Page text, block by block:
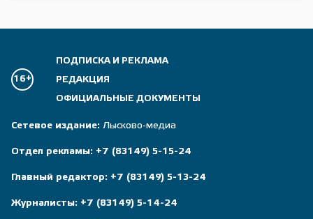
16+
ПОДПИСКА И РЕКЛАМА
РЕДАКЦИЯ
ОФИЦИАЛЬНЫЕ ДОКУМЕНТЫ
Сетевое издание: Лысково-медиа
Отдел рекламы: +7 (83149) 5-15-24
Главный редактор: +7 (83149) 5-13-24
Журналисты: +7 (83149) 5-14-24